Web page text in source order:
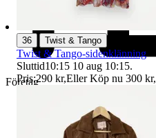
Företag
36 Twist & Tango
Twist & Tango-sidenklänning
Sluttid10:15 10 aug 10:15.
Pris:290 kr,Eller Köp nu 300 kr,